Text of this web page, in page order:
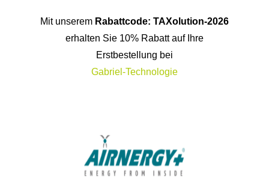
Mit unserem Rabattcode: TAXolution-2026
erhalten Sie 10% Rabatt auf Ihre
Erstbestellung bei
Gabriel-Technologie